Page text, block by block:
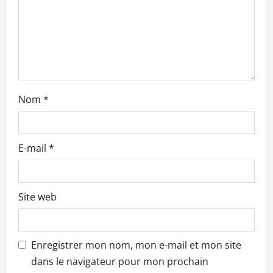
t
i
c
l
e
Nom *
E-mail *
Site web
Enregistrer mon nom, mon e-mail et mon site
dans le navigateur pour mon prochain